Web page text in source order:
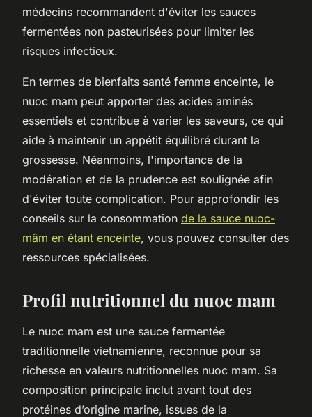
médecins recommandent d'éviter les sauces
fermentées non pasteurisées pour limiter les
risques infectieux.
En termes de bienfaits santé femme enceinte, le
nuoc mam peut apporter des acides aminés
essentiels et contribue à varier les saveurs, ce qui
aide à maintenir un appétit équilibré durant la
grossesse. Néanmoins, l'importance de la
modération et de la prudence est soulignée afin
d'éviter toute complication. Pour approfondir les
conseils sur la consommation de la sauce nuoc-
mâm en étant enceinte, vous pouvez consulter des
ressources spécialisées.
Profil nutritionnel du nuoc mam
Le nuoc mam est une sauce fermentée
traditionnelle vietnamienne, reconnue pour sa
richesse en valeurs nutritionnelles nuoc mam. Sa
composition principale inclut avant tout des
protéines d’origine marine, issues de la